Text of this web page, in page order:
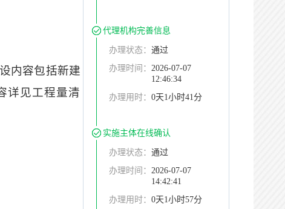
内容包括新建
详见工程量清
代理机构完善信息
办理状态： 通过
办理时间： 2026-07-07
12:46:34
办理用时： 0天1小时41分
实施主体在线确认
办理状态： 通过
办理时间： 2026-07-07
14:42:41
办理用时： 0天1小时57分